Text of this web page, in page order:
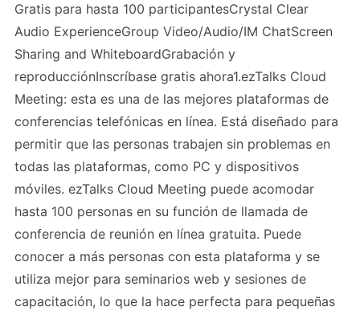
Gratis para hasta 100 participantesCrystal Clear
Audio ExperienceGroup Video/Audio/IM ChatScreen
Sharing and WhiteboardGrabación y
reproducciónInscríbase gratis ahora1.ezTalks Cloud
Meeting: esta es una de las mejores plataformas de
conferencias telefónicas en línea. Está diseñado para
permitir que las personas trabajen sin problemas en
todas las plataformas, como PC y dispositivos
móviles. ezTalks Cloud Meeting puede acomodar
hasta 100 personas en su función de llamada de
conferencia de reunión en línea gratuita. Puede
conocer a más personas con esta plataforma y se
utiliza mejor para seminarios web y sesiones de
capacitación, lo que la hace perfecta para pequeñas